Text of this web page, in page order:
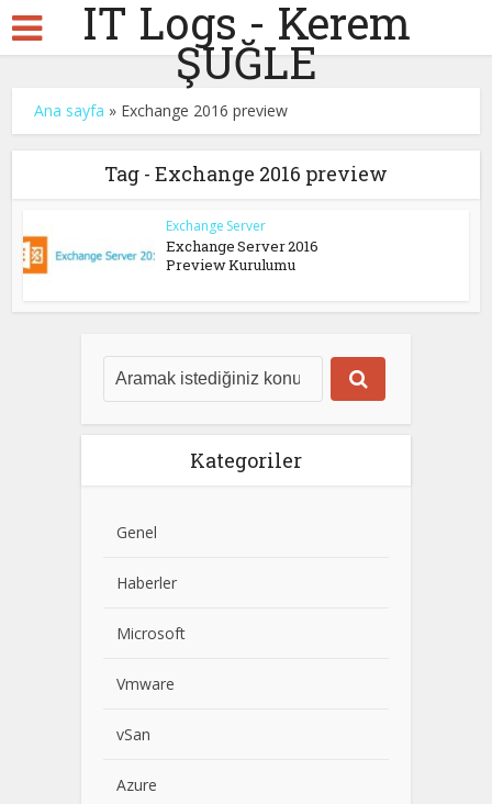
IT Logs - Kerem
ŞUĞLE
Ana sayfa » Exchange 2016 preview
Tag - Exchange 2016 preview
Exchange Server
Exchange Server 2016
Preview Kurulumu
Kategoriler
Genel
Haberler
Microsoft
Vmware
vSan
Azure